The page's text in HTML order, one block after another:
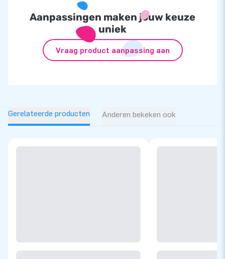
Aanpassingen maken jouw keuze
uniek
Vraag product aanpassing aan
Gerelateerde producten Anderen bekeken ook